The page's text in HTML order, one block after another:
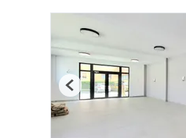
Previous